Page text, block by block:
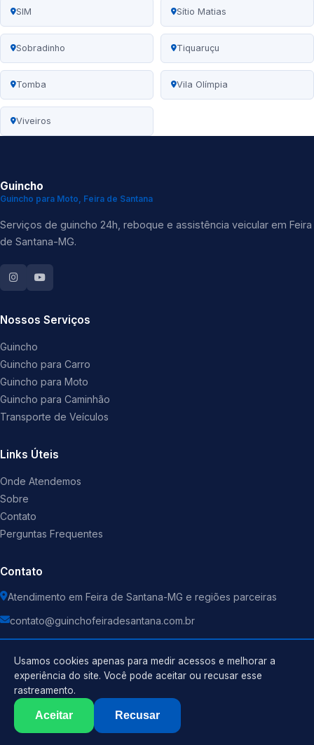
SIM Sítio Matias
Sobradinho Tiquaruçu
Tomba Vila Olímpia
Viveiros
Guincho
Guincho para Moto, Feira de Santana
Serviços de guincho 24h, reboque e assistência veicular em Feira
de Santana-MG.
Nossos Serviços
Guincho
Guincho para Carro
Guincho para Moto
Guincho para Caminhão
Transporte de Veículos
Links Úteis
Onde Atendemos
Sobre
Contato
Perguntas Frequentes
Contato
Atendimento em Feira de Santana-MG e regiões parceiras
contato@guinchofeiradesantana.com.br
Guincho . Todos os direitos reservados.
Usamos cookies apenas para medir acessos e melhorar a
experiência do site. Você pode aceitar ou recusar esse
rastreamento.
Aceitar Recusar